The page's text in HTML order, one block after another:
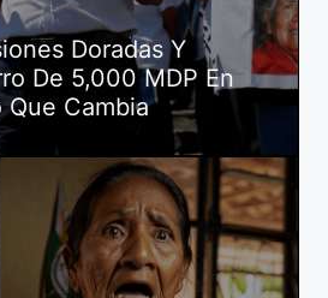
Doradas Y
De 5,000 MDP En
Cambia